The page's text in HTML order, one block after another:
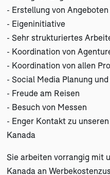
- Erstellung von
- Eigeninitiative
- Sehr strukturiertes
- Koordination von
- Koordination von allen
- Social Media Planung
- Freude am Reisen
- Besuch von Messen
- Enger Kontakt zu
Kanada
Sie arbeiten vorrangig mit
Kanada an